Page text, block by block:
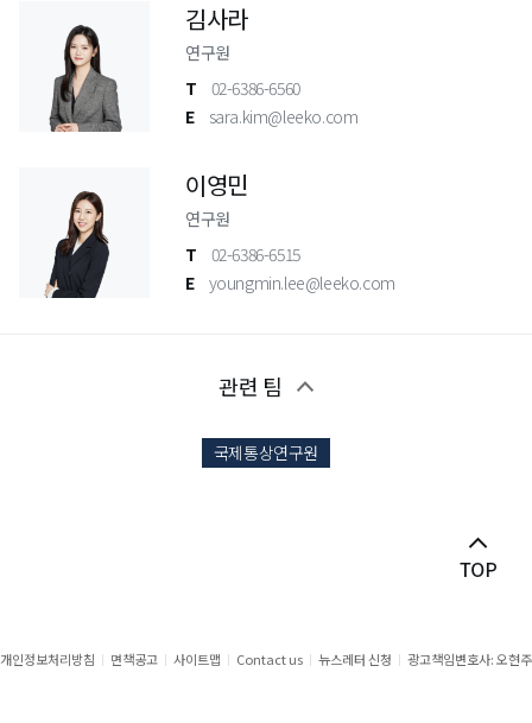
김사라
연구원
T
02-6386-6560
E
sara.kim@leeko.com
이영민
연구원
T
02-6386-6515
E
youngmin.lee@leeko.com
관련 팀
국제통상연구원
개인정보처리방침 면책공고 사이트맵 Contact us 뉴스레터 신청 광고책임변호사: 오현주